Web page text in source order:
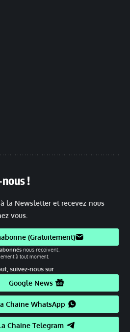
!
la Newsletter et recevez-nous
vous.
(Gratuitement)
nous reçoivent.
à tout moment.
suivez-nous sur
Google News
Chaine WhatsApp
Chaine Telegram